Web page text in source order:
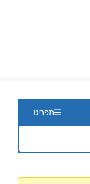
תפריט